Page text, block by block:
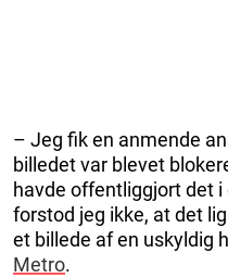
– Jeg fik en anmende
billedet var blevet
havde offentliggjort det
forstod jeg ikke, at det
et billede af en uskyldig
Metro.